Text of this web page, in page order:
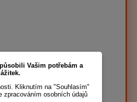
Vašim potřebám a
Kliknutím na "Souhlasím"
zpracováním osobních údajů